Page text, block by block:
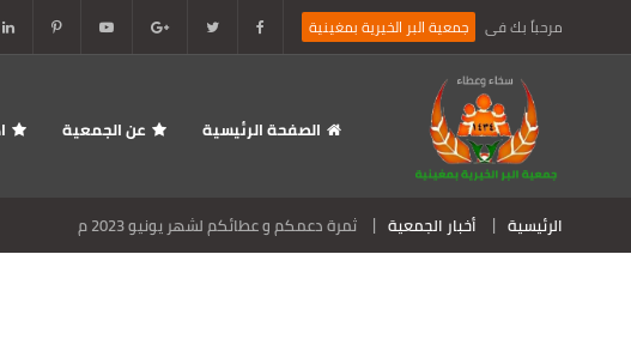
مرحباً بك فى جمعية البر الخيرية بمغينية
الصفحة الرئيسية عن الجمعية
الرئيسية أخبار الجمعية ثمرة دعمكم و عطائكم لشهر يونيو 2023 م